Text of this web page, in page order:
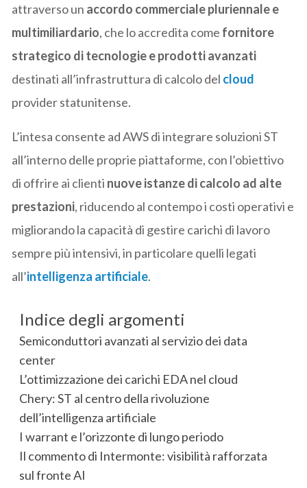
attraverso un accordo commerciale pluriennale e
multimiliardario, che lo accredita come fornitore
strategico di tecnologie e prodotti avanzati
destinati all’infrastruttura di calcolo del cloud
provider statunitense.
L’intesa consente ad AWS di integrare soluzioni ST
all’interno delle proprie piattaforme, con l’obiettivo
di offrire ai clienti nuove istanze di calcolo ad alte
prestazioni, riducendo al contempo i costi operativi e
migliorando la capacità di gestire carichi di lavoro
sempre più intensivi, in particolare quelli legati
all’intelligenza artificiale.
Indice degli argomenti
Semiconduttori avanzati al servizio dei data
center
L’ottimizzazione dei carichi EDA nel cloud
Chery: ST al centro della rivoluzione
dell’intelligenza artificiale
I warrant e l’orizzonte di lungo periodo
Il commento di Intermonte: visibilità rafforzata
sul fronte AI